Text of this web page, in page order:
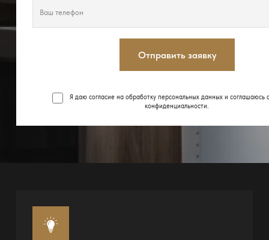
Отправить заявку
Я даю согласие на обработку персональных данных и соглашаюсь
конфиденциальности.